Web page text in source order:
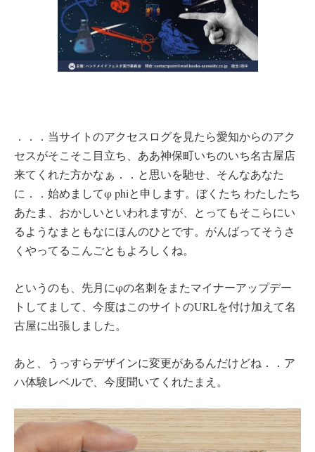
．．．当サイトのアクセスログを見たら愛知からのアク
セスがそこそこ目立ち、ああ神保町いちのいち名古屋店
来てくれた方かなぁ．．と思いを馳せ、そんなあなた
に．．始めましてφ phiと申します。ぼくたち わたしたち
あたま、おかしいといわれますが、とってもそこらにい
るようなまともなにほんのひとです。がんばってそうさ
くやってるこんごともよろしくね。
というのも、先月にφの名刺をまたマイナーアップデー
トしてまして、今度はこのサイトのURLを付け加えて名
古屋に出張しました。
あと、うっすらデザインに変更があるんだけどね．．ア
ハ体験レベルで、今度聞いてくれたまえ。